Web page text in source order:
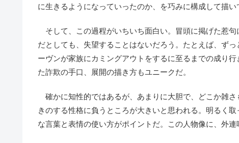
に生きるようになっていったのか、を巧みに構成して描い
そして、この過程がいちいち面白い。冒頭に掲げた惹
だとしても、失望することはないだろう。たとえば、ず
ーヴンが家族にカミングアウトをするに至るまでの成り行
た詐欺の手口、展開の描き方もユニークだ。
確かに知性的ではあるが、あまりに大胆で、どこか雑
きのする性格に負うところが大きいと思われる。明るく
な言葉と表情の使い方がポイントだ。この人物像に、外連